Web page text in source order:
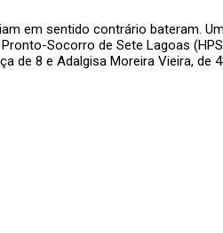
em sentido contrário bateram.
Socorro de Sete Lagoas
de 8 e Adalgisa Moreira Vieira, de